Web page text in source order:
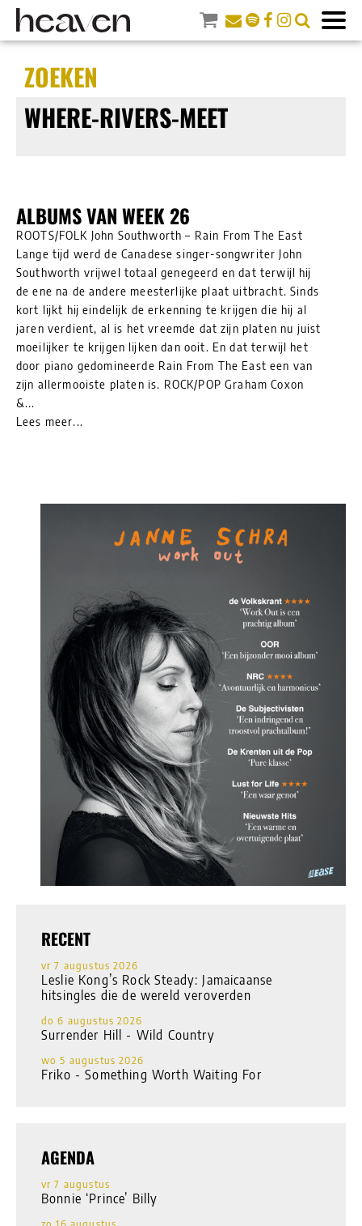
ZOEKEN
WHERE-RIVERS-MEET
ALBUMS VAN WEEK 26
ROOTS/FOLK John Southworth – Rain From The East
Lange tijd werd de Canadese singer-songwriter John
Southworth vrijwel totaal genegeerd en dat terwijl hij
de ene na de andere meesterlijke plaat uitbracht. Sinds
kort lijkt hij eindelijk de erkenning te krijgen die hij al
jaren verdient, al is het vreemde dat zijn platen nu juist
moeilijker te krijgen lijken dan ooit. En dat terwijl het
door piano gedomineerde Rain From The East een van
zijn allermooiste platen is. ROCK/POP Graham Coxon
&...
Lees meer...
RECENT
vr 7 augustus 2026
Leslie Kong’s Rock Steady: Jamaicaanse
hitsingles die de wereld veroverden
do 6 augustus 2026
Surrender Hill - Wild Country
wo 5 augustus 2026
Friko - Something Worth Waiting For
AGENDA
vr 7 augustus
Bonnie ‘Prince’ Billy